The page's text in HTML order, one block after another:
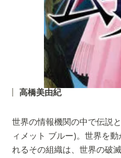
高橋美由紀
世界の情報機関の中で伝説
ィメット ブルー)。世界を
れるその組織は、世界の破